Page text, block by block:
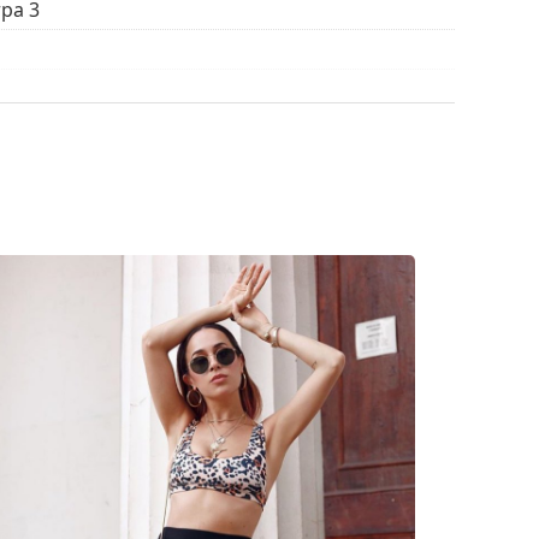
и ухода за солнцезащитными очками.
мешочком вместо салфетки.
найти больше стилей от популярных брендов.
3